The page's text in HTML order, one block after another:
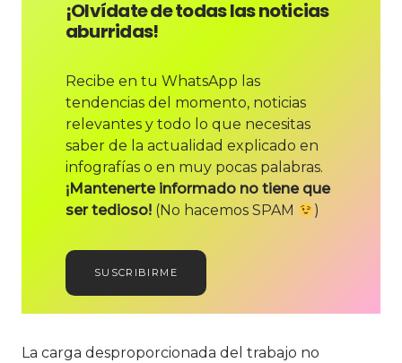
¡Olvídate de todas las noticias
aburridas!
Recibe en tu WhatsApp las
tendencias del momento, noticias
relevantes y todo lo que necesitas
saber de la actualidad explicado en
infografías o en muy pocas palabras.
¡Mantenerte informado no tiene que
ser tedioso!(No hacemos SPAM )
SUSCRIBIRME
La carga desproporcionada del trabajo no